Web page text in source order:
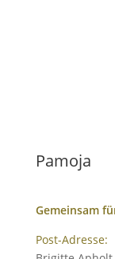
Pamoja
Gemeinsam
Post-Adresse: